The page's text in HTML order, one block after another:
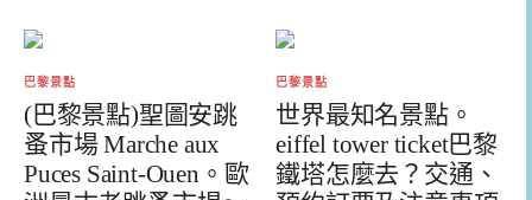
巴黎景點
(巴黎景點)聖圖安跳
蚤市場 Marche aux
Puces Saint-Ouen。歐
巴黎景點
世界最知名景點。
eiffel tower ticket巴黎
鐵塔怎麼去？交通、